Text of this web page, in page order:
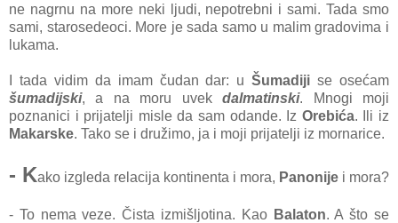
ne nagrnu na more neki ljudi, nepotrebni i sami. Tada smo
sami, starosedeoci. More je sada samo u malim gradovima i
lukama.
I tada vidim da imam čudan dar: uŠumadiji se osećam
šumadijski, a na moru uvekdalmatinski. Mnogi moji
poznanici i prijatelji misle da sam odande. Iz Orebića. Ili iz
Makarske. Tako se i družimo, ja i moji prijatelji iz mornarice.
- Kako izgleda relacija kontinenta i mora, Panonije i mora?
- To nema veze. Čista izmišljotina. Kao Balaton. A što se